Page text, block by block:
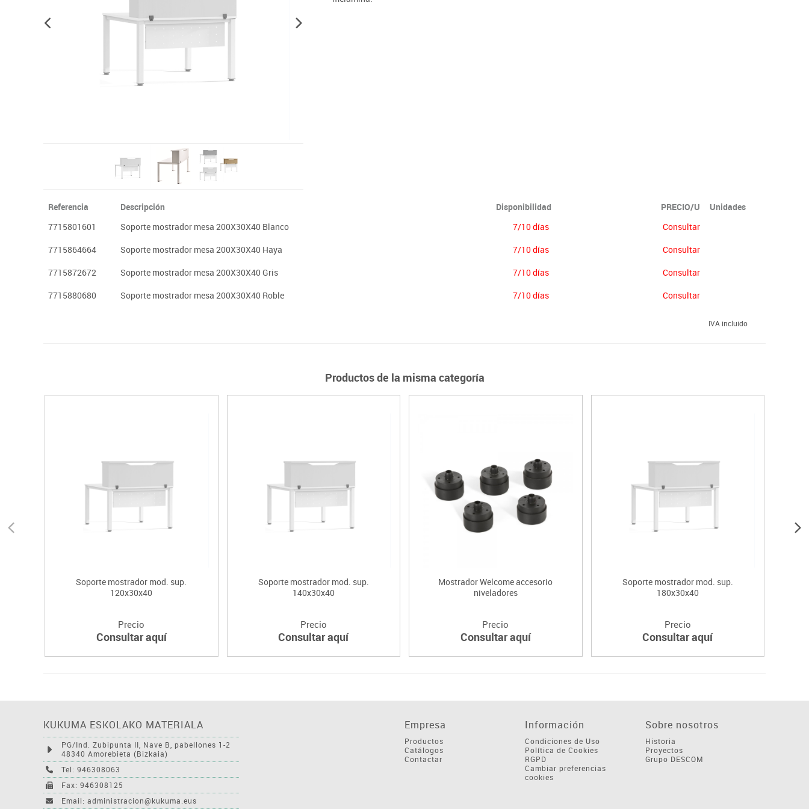
Plastifica, encuaderna, destruye
Referencia Descripción Disponibilidad PRECIO/U
Unidades
7715801601
Soporte mostrador mesa 200X30X40 Blanco 7/10 días
Consultar
7715864664
Soporte mostrador mesa 200X30X40 Haya 7/10 días
Consultar
7715872672
Soporte mostrador mesa 200X30X40 Gris 7/10 días
Consultar
7715880680
Soporte mostrador mesa 200X30X40 Roble 7/10 días Consultar
IVA incluido
Productos de la misma categoría
Soporte mostrador mod. sup.
120x30x40
Precio
Consultar aquí
Soporte mostrador mod. sup.
140x30x40
Precio
Consultar aquí
Mostrador Welcome accesorio
niveladores
Precio
Consultar aquí
Soporte mostrador mod. sup.
180x30x40
Precio
Consultar aquí
KUKUMA ESKOLAKO MATERIALA
PG/Ind. Zubipunta II, Nave B, pabellones 1-2
48340 Amorebieta (Bizkaia)
Tel: 946308063
Fax: 946308125
Email: administracion@kukuma.eus
Empresa
Productos
Catálogos
Contactar
Información
Condiciones de Uso
Política de Cookies
RGPD
Cambiar preferencias
cookies
Sobre nosotros
Historia
Proyectos
Grupo DESCOM